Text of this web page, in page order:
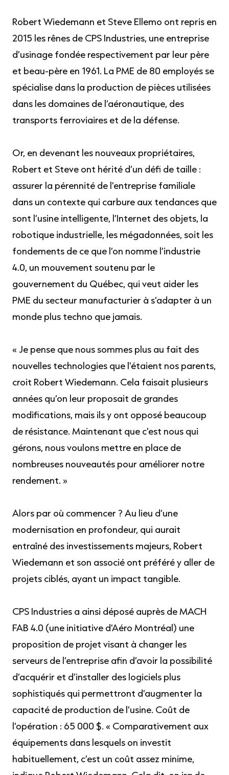
Robert Wiedemann et Steve Ellemo ont repris en
2015 les rênes de CPS Industries, une entreprise
d’usinage fondée respectivement par leur père
et beau-père en 1961. La PME de 80 employés se
spécialise dans la production de pièces utilisées
dans les domaines de l’aéronautique, des
transports ferroviaires et de la défense.
Or, en devenant les nouveaux propriétaires,
Robert et Steve ont hérité d’un défi de taille :
assurer la pérennité de l’entreprise familiale
dans un contexte qui carbure aux tendances que
sont l’usine intelligente, l’Internet des objets, la
robotique industrielle, les mégadonnées, soit les
fondements de ce que l’on nomme l’industrie
4.0, un mouvement soutenu par le
gouvernement du Québec, qui veut aider les
PME du secteur manufacturier à s’adapter à un
monde plus techno que jamais.
« Je pense que nous sommes plus au fait des
nouvelles technologies que l’étaient nos parents,
croit Robert Wiedemann. Cela faisait plusieurs
années qu’on leur proposait de grandes
modifications, mais ils y ont opposé beaucoup
de résistance. Maintenant que c’est nous qui
gérons, nous voulons mettre en place de
nombreuses nouveautés pour améliorer notre
rendement. »
Alors par où commencer ? Au lieu d’une
modernisation en profondeur, qui aurait
entraîné des investissements majeurs, Robert
Wiedemann et son associé ont préféré y aller de
projets ciblés, ayant un impact tangible.
CPS Industries a ainsi déposé auprès de MACH
FAB 4.0 (une initiative d’Aéro Montréal) une
proposition de projet visant à changer les
serveurs de l’entreprise afin d’avoir la possibilité
d’acquérir et d’installer des logiciels plus
sophistiqués qui permettront d’augmenter la
capacité de production de l’usine. Coût de
l’opération : 65 000 $. « Comparativement aux
équipements dans lesquels on investit
habituellement, c’est un coût assez minime,